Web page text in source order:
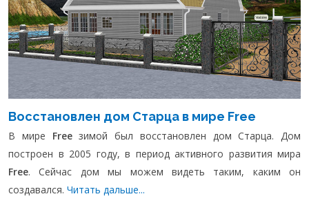
Восстановлен дом Старца в мире Free
В мире Freeзимой был восстановлен дом Старца. Дом
построен в 2005 году, в период активного развития мира
Free. Сейчас дом мы можем видеть таким, каким он
создавался. Читать дальше...